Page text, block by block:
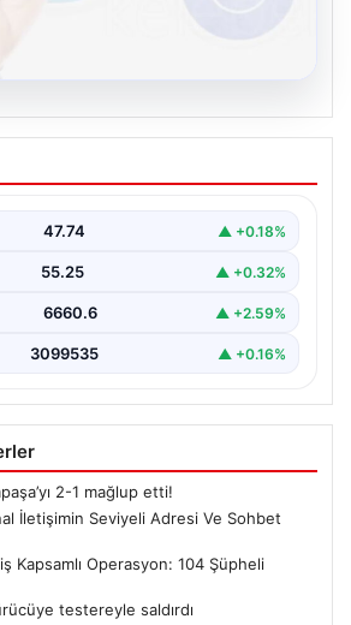
İle Sanal İletişimin Seviyeli
Deneyimi
önem ifade etmektedir. Güncel…
47.74 ▲ +0.18%
55.25 ▲ +0.32%
6660.6 ▲ +2.59%
3099535 ▲ +0.16%
2-1 mağlup etti!
İletişimin Seviyeli Adresi Ve Sohbet
Kapsamlı Operasyon: 104 Şüpheli
testereyle saldırdı